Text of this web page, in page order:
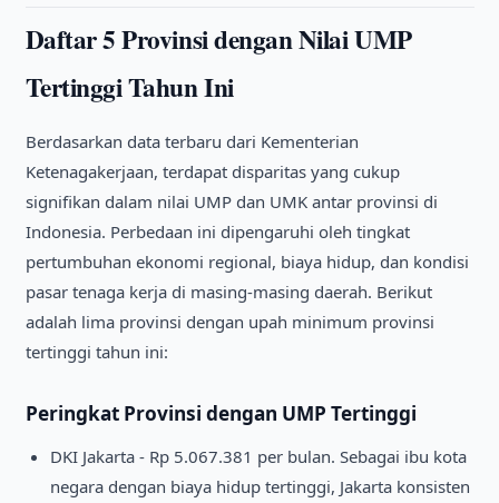
Daftar 5 Provinsi dengan Nilai UMP
Tertinggi Tahun Ini
Berdasarkan data terbaru dari Kementerian
Ketenagakerjaan, terdapat disparitas yang cukup
signifikan dalam nilai UMP dan UMK antar provinsi di
Indonesia. Perbedaan ini dipengaruhi oleh tingkat
pertumbuhan ekonomi regional, biaya hidup, dan kondisi
pasar tenaga kerja di masing-masing daerah. Berikut
adalah lima provinsi dengan upah minimum provinsi
tertinggi tahun ini:
Peringkat Provinsi dengan UMP Tertinggi
DKI Jakarta - Rp 5.067.381 per bulan. Sebagai ibu kota
negara dengan biaya hidup tertinggi, Jakarta konsisten